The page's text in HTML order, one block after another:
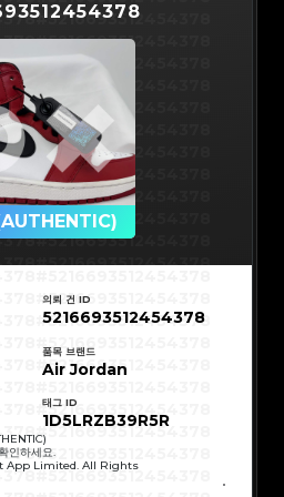
#5216693512454378
#5216693512454378
#5216693512454378
#5216693512454378
#5216693512454378
#5216693512454378
#5216693512454378
#5216693512454378
#5216693512454378
#5216693512454378
#5216693512454378
#5216693512454378
#5216693512454378
#5216693512454378
#5216693512454378
#5216693512454378
#5216693512454378
#5216693512454378
#5216693512454378
#5216693512454378
#5216693512454378
#5216693512454378
#5216693512454378
#5216693512454378
#5216693512454378
#5216693512454378
#5216693512454378
#5216693512454378
의뢰 건 ID
5216693512454378
품목 브랜드
Air Jordan
태그 ID
1D5LRZB39R5R
인하세요.
App Limited. All Rights